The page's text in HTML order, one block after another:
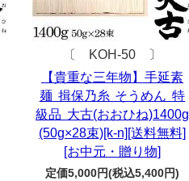
〔 KOH-50 〕
【貴重な三年物】手延素
麺 揖保乃糸 そうめん 特
級品 大古(おおひね)1400g
(50g×28束)[k-n][送料無料]
[お中元・贈り物]
定価5,000円(税込5,400円)